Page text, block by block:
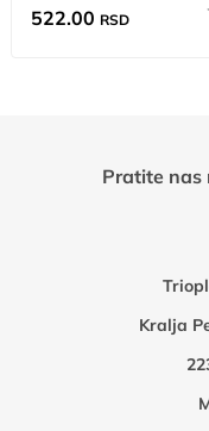
522.00 RSD
Kralja
Pratite nas